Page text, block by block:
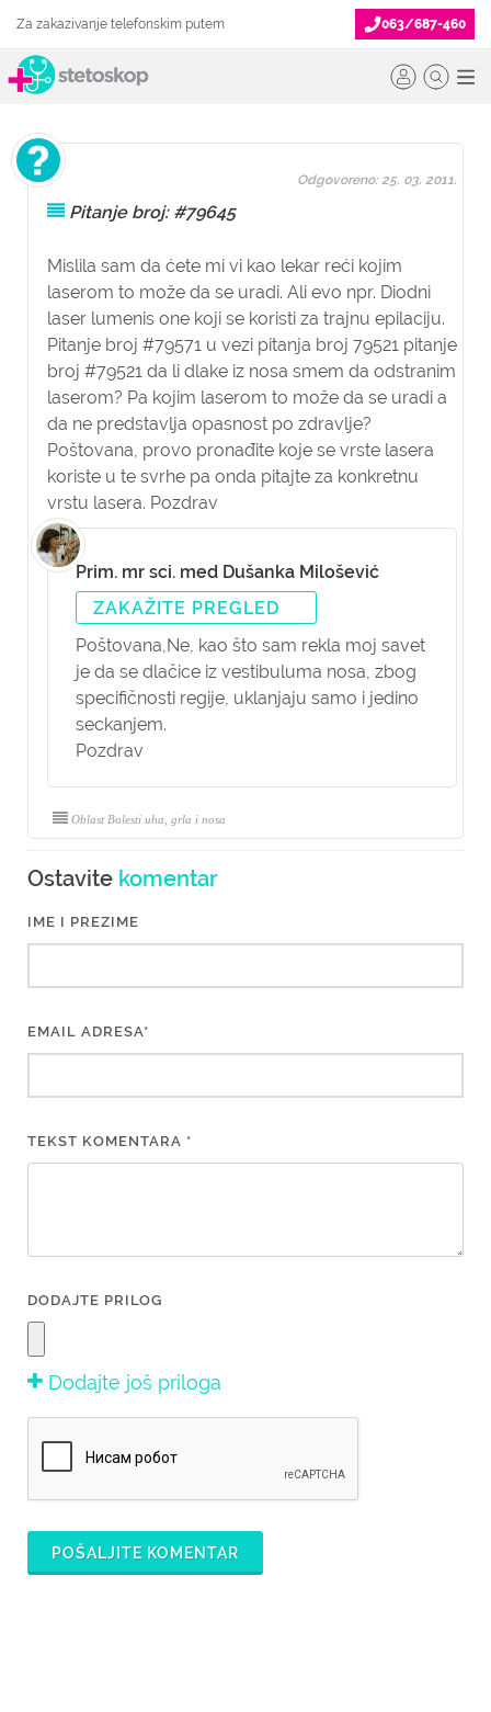
Za zakazivanje telefonskim putem 063/687-460
Pitanje broj: #79645
Mislila sam da ćete mi vi kao lekar reći kojim
laserom to može da se uradi. Ali evo npr. Diodni
laser lumenis one koji se koristi za trajnu epilaciju.
Pitanje broj #79571 u vezi pitanja broj 79521 pitanje
broj #79521 da li dlake iz nosa smem da odstranim
laserom? Pa kojim laserom to može da se uradi a
da ne predstavlja opasnost po zdravlje?
Poštovana, provo pronađite koje se vrste lasera
koriste u te svrhe pa onda pitajte za konkretnu
vrstu lasera. Pozdrav
Odgovoreno: 25. 03. 2011.
Prim. mr sci. med Dušanka Milošević
ZAKAŽITE PREGLED
Poštovana,Ne, kao što sam rekla moj savet
je da se dlačice iz vestibuluma nosa, zbog
specifičnosti regije, uklanjaju samo i jedino
seckanjem.
Pozdrav
Oblast Bolesti uha, grla i nosa
Ostavite komentar
IME I PREZIME
EMAIL ADRESA*
TEKST KOMENTARA *
DODAJTE PRILOG
Dodajte još priloga
POŠALJITE KOMENTAR